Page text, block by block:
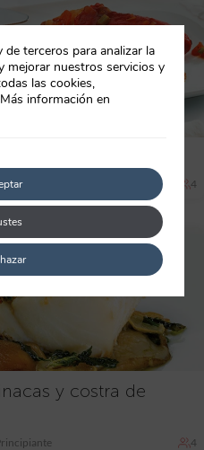
4
y costra de
4
terceros para analizar la
mejorar nuestros servicios y
las cookies,
información en